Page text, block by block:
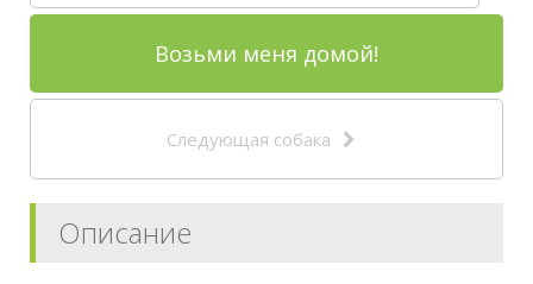
Возьми меня домой!
Следующая собака
Описание